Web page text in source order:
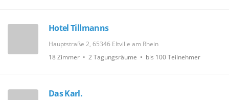
Hotel Tillmanns
Hauptstraße 2, 65346 Eltville am Rhein
18 Zimmer • 2 Tagungsräume • bis 100 Teilnehmer
Das Karl.